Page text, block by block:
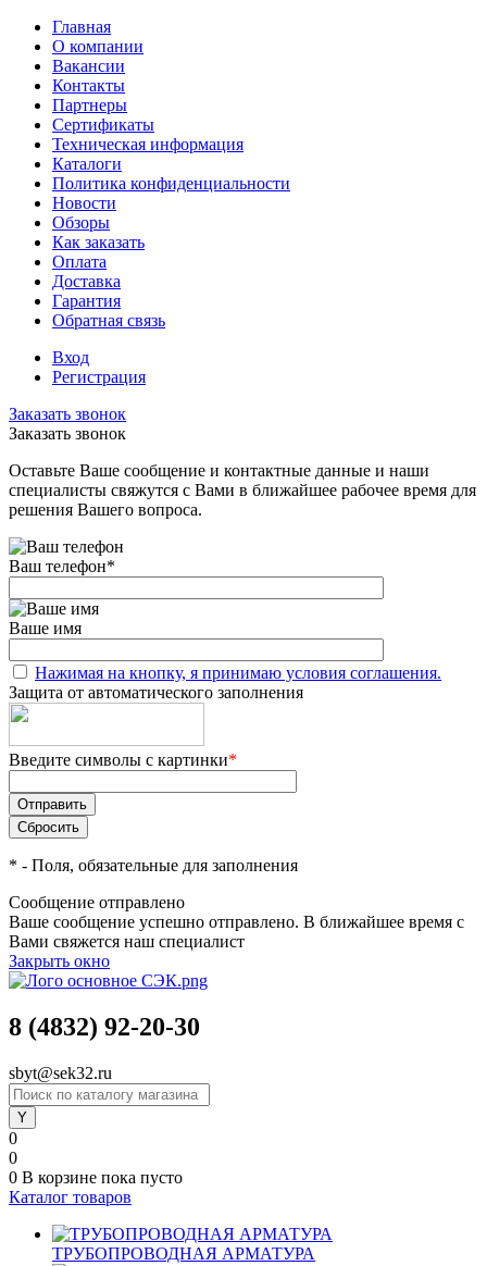
Главная
О компании
Вакансии
Контакты
Партнеры
Сертификаты
Техническая информация
Каталоги
Политика конфиденциальности
Новости
Обзоры
Как заказать
Оплата
Доставка
Гарантия
Обратная связь
Вход
Регистрация
Заказать звонок
Заказать звонок
Оставьте Ваше сообщение и контактные данные и наши
специалисты свяжутся с Вами в ближайшее рабочее время для
решения Вашего вопроса.
Ваш телефон*
Ваше имя
Нажимая на кнопку, я принимаю условия соглашения.
Защита от автоматического заполнения
Введите символы с картинки*
* - Поля, обязательные для заполнения
Сообщение отправлено
Ваше сообщение успешно отправлено. В ближайшее время с
Вами свяжется наш специалист
Закрыть окно
8 (4832) 92-20-30
sbyt@sek32.ru
0
0
0 В корзине пока пусто
Каталог товаров
ТРУБОПРОВОДНАЯ АРМАТУРА